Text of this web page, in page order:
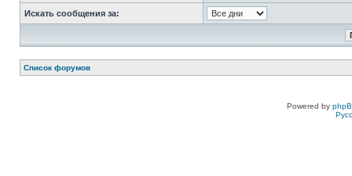
Искать сообщения за:
Список форумов
Powered by